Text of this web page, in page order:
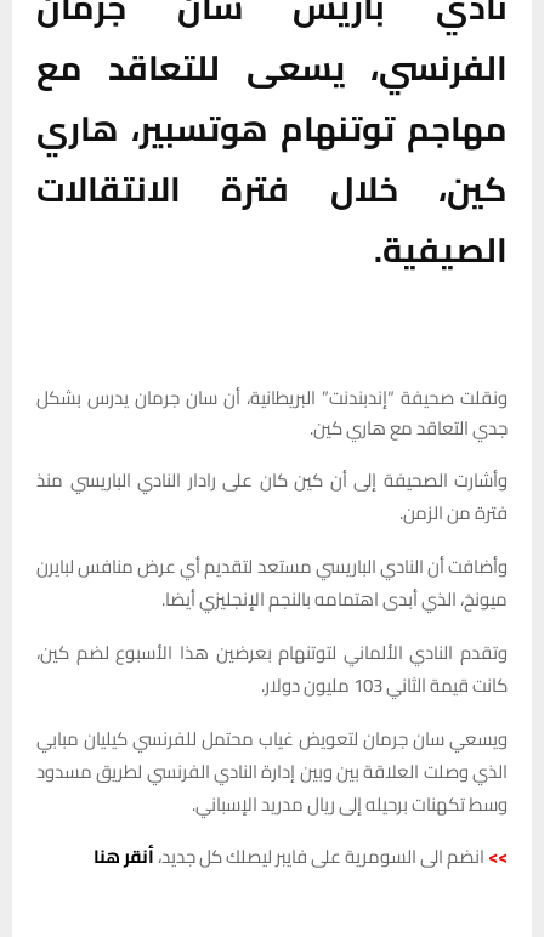
الفرنسي، يسعى للتعاقد مع
مهاجم توتنهام هوتسبير، هاري
كين، خلال فترة الانتقالات
الصيفية.
ونقلت صحيفة “إندبندنت” البريطانية، أن سان جرمان يدرس بشكل
جدي التعاقد مع هاري كين.
وأشارت الصحيفة إلى أن كين كان على رادار النادي الباريسي منذ
فترة من الزمن.
وأضافت أن النادي الباريسي مستعد لتقديم أي عرض منافس لبايرن
ميونخ، الذي أبدى اهتمامه بالنجم الإنجليزي أيضا.
وتقدم النادي الألماني لتوتنهام بعرضين هذا الأسبوع لضم كين،
كانت قيمة الثاني 103 مليون دولار.
ويسعي سان جرمان لتعويض غياب محتمل للفرنسي كيليان مبابي
الذي وصلت العلاقة بين وبين إدارة النادي الفرنسي لطريق مسدود
وسط تكهنات برحيله إلى ريال مدريد الإسباني.
>>انضم الى السومرية على فايبر ليصلك كل جديد،أنقر هنا